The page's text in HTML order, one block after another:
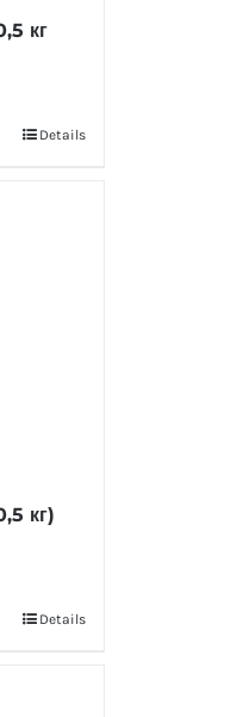
кг
Details
кг)
Details